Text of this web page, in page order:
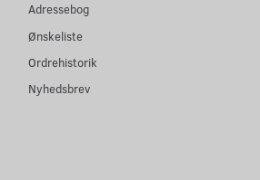
Adressebog
Ønskeliste
Ordrehistorik
Nyhedsbrev